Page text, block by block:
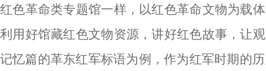
红色革命类专题馆一样，以红色革命文物为载
利用好馆藏红色文物资源，讲好红色故事，让
记忆篇的革东红军标语为例，作为红军时期的